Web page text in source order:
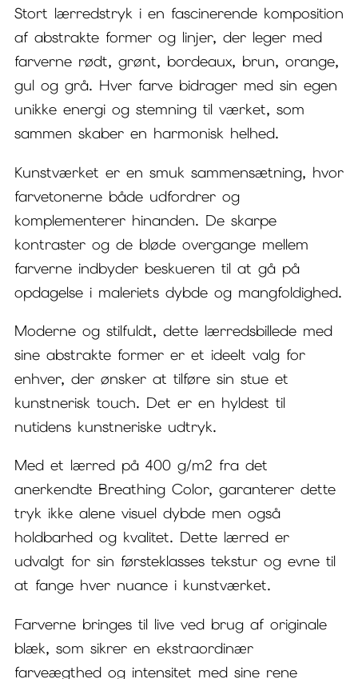
Stort lærredstryk i en fascinerende komposition
af abstrakte former og linjer, der leger med
farverne rødt, grønt, bordeaux, brun, orange,
gul og grå. Hver farve bidrager med sin egen
unikke energi og stemning til værket, som
sammen skaber en harmonisk helhed.
Kunstværket er en smuk sammensætning, hvor
farvetonerne både udfordrer og
komplementerer hinanden. De skarpe
kontraster og de bløde overgange mellem
farverne indbyder beskueren til at gå på
opdagelse i maleriets dybde og mangfoldighed.
Moderne og stilfuldt, dette lærredsbillede med
sine abstrakte former er et ideelt valg for
enhver, der ønsker at tilføre sin stue et
kunstnerisk touch. Det er en hyldest til
nutidens kunstneriske udtryk.
Med et lærred på 400 g/m2 fra det
anerkendte Breathing Color, garanterer dette
tryk ikke alene visuel dybde men også
holdbarhed og kvalitet. Dette lærred er
udvalgt for sin førsteklasses tekstur og evne til
at fange hver nuance i kunstværket.
Farverne bringes til live ved brug af originale
blæk, som sikrer en ekstraordinær
farveægthed og intensitet med sine rene